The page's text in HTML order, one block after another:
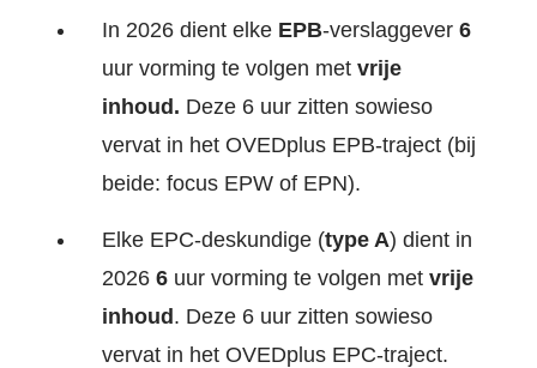
In 2026 dient elke EPB-verslaggever 6
uur vorming te volgen met vrije
inhoud. Deze 6 uur zitten sowieso
vervat in het OVEDplus EPB-traject (bij
beide: focus EPW of EPN).
Elke EPC-deskundige (type A) dient in
2026 6uur vorming te volgen met vrije
inhoud. Deze 6 uur zitten sowieso
vervat in het OVEDplus EPC-traject.